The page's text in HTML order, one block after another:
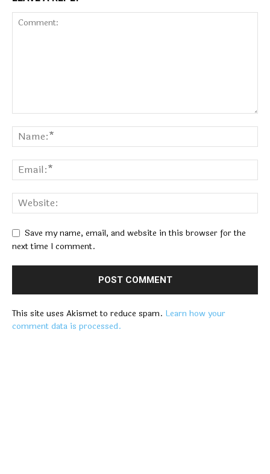
Save my name, email, and website in this browser for the
next time I comment.
This site uses Akismet to reduce spam. Learn how your
comment data is processed.